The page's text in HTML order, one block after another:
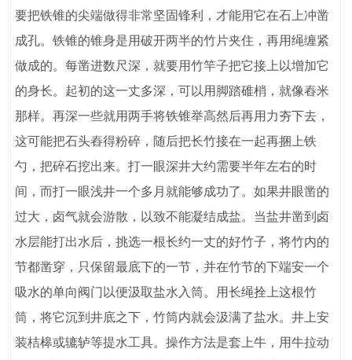
要把铁锥的尖端做得非常坚固锋利，才能用它在石上冲凿
成孔。铁锥的锥身是用破开两半的竹片夹住，再用绳缠紧
做成的。每凿进数尺深，就要用竹竿子把它接上以增加它
的身长。起初的这一丈多深，可以用脚踏碓梢，就像舂米
那样。再深一些就用两手将铁锥举高然后再用力夯下去，
这可能把石头舂得粉碎，随后把长竹接在一起再捆上铁
勺，把碎石挖出来。打一眼深井大约需要半年左右的时
间，而打一眼浅井一个多月就能够成功了。如果井眼凿的
过大，卤气就会游散，以致不能凝结成盐。当盐井凿到卤
水层能打出水后，挑选一根长约一丈的好竹子，将竹内的
节都凿穿，只保留最底下的一节，并在竹节的下端安一个
吸水的单向阀门以便汲取盐水入筒。用长绳拴上这根竹
筒，将它沉到井底之下，竹筒内就会汲满了盐水。井上安
装桔槔或辘轳等提水工具。操作方法是套上牛，用牛拉动